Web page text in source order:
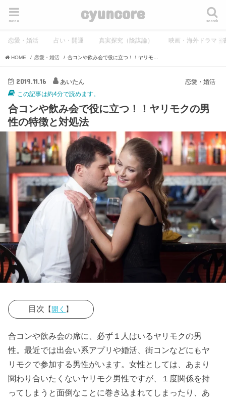
cyuncore search
menu
恋愛・婚活 占い・開運 真実探究（陰謀論） 映画・海外ドラマ・
HOME 恋愛・婚活
恋愛・婚活
2019.11.16
あいたん
この記事は約4分で読めます。
合コンや飲み会で役に立つ！！ヤリモクの男
性の特徴と対処法
目次 【開く 】
› ◎ヤリモクと
はどんな意
味？
› ◎ヤリモクの
男性の特徴と
合コンや飲み会の席に、必ず１人はいるヤリモクの男
性。最近では出会い系アプリや婚活、街コンなどにもヤ
リモクで参加する男性がいます。女性としては、あまり
関わり合いたくないヤリモク男性ですが、１度関係を持
ってしまうと面倒なことに巻き込まれてしまったり、あ